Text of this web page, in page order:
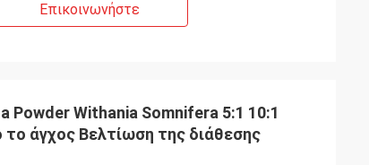
Επικοινωνήστε
Powder Withania Somnifera 5:1 10:1
άγχος Βελτίωση της διάθεσης